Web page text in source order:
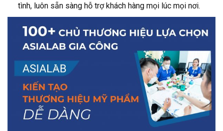
tình, luôn sẵn sàng hỗ trợ khách hàng mọi lúc mọi nơi.